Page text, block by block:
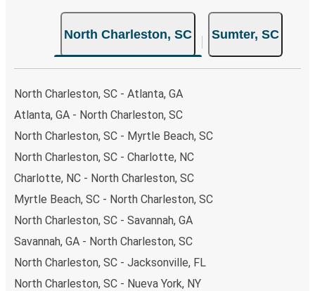
North Charleston, SC Sumter, SC
North Charleston, SC - Atlanta, GA
Atlanta, GA - North Charleston, SC
North Charleston, SC - Myrtle Beach, SC
North Charleston, SC - Charlotte, NC
Charlotte, NC - North Charleston, SC
Myrtle Beach, SC - North Charleston, SC
North Charleston, SC - Savannah, GA
Savannah, GA - North Charleston, SC
North Charleston, SC - Jacksonville, FL
North Charleston, SC - Nueva York, NY